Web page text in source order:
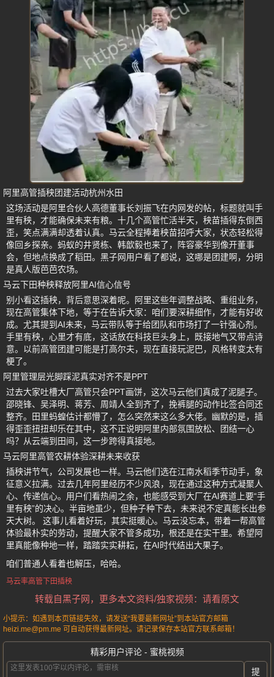
阿里高管插秧团建活动杭州水田
这场活动是阿里合伙人高德董事长刘振飞在内网发的帖，标题就叫手
里有秧，才能确保未来有粮。十几个高管忙活半天，秧苗插得东倒西
歪，笑点满满却透着认真。马云全程捧着秧苗招呼大家，状态轻松得
像回乡探亲。蚂蚁的井贤栋、韩歆毅也来了，阵容豪华到像开董事
会，但地点换成了稻田。黑子网用户看了都说，这哪是团建啊，分明
是真人版芭芭农场。
马云下田种秧释放阿里AI信心信号
别小看这插秧，背后意思深着呢。阿里这些年调整战略、重组业务，
现在高管集体下地，等于在告诉大家：咱们要深耕细作，才能有好收
成。尤其提到AI未来，马云带队等于给团队和市场打了一针强心剂。
手里有秧，心里才有底，这话放在科技巨头身上，既接地气又带点诗
意。以前高管团建可能是打高尔夫，现在直接玩泥巴，风格转变太有
梗了。
阿里管理层光脚踩泥真实对齐不是PPT
过去大家吐槽大厂高管只会PPT画饼，这次马云他们真成了泥腿子。
邵晓锋、吴泽明、蒋芳、周靖人全到齐了，挽裤腿的动作比签合同还
整齐。田里蚂蝗估计都懵了，怎么突然来这么多大佬。幽默的是，插
得歪歪扭扭却乐在其中，这不正说明阿里内部氛围放松、团结一心
吗？从云端到田间，这一步跨得真接地。
马云阿里高管农耕体验深耕未来收获
插秧讲节气，公司发展也一样。马云他们选在江南水稻季节动手，象
征意义拉满。过去几年阿里经历不少风浪，现在通过这种方式凝聚人
心、传递信心。用户们看热闹之余，也能感受到大厂在AI赛道上要“手
里有秧”的决心。半亩地虽少，但种子种下去，未来说不定真能长出参
天大树。 这事儿看着好玩，其实挺暖心。马云没忘本，带着一帮高管
体验最朴实的劳动，提醒大家不管多成功，根还是在实干里。希望阿
里真能像种地一样，踏踏实实耕耘，在AI时代结出大果子。
咱们普通人看着也解压，哈哈。
马云率高管下田插秧
转载自黑子网，更多本文资料/独家视频：请看原文
小提示：如遇到本页链接失效，请发送“我要最新网址”到本站官方邮箱
heizi.me@pm.me 可自动获得最新网址。请记录保存本站官方联系邮箱！
精彩用户评论 - 蜜桃视频
提